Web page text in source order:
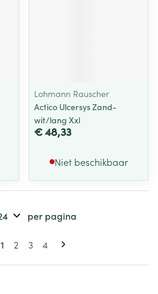
Lohmann Rauscher
Actico Ulcersys Zand-
wit/lang Xxl
€ 48,33
Niet beschikbaar
Pagina's
U lees momenteel pagina
1 Pagina
2 Pagina
3 Pagina
4
per pagina